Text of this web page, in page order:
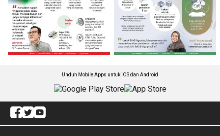
Unduh Mobile Apps untuk iOS dan Android